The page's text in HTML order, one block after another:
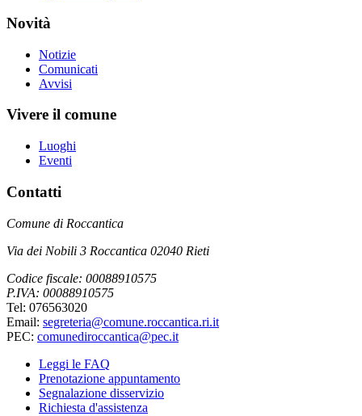
Novità
Notizie
Comunicati
Avvisi
Vivere il comune
Luoghi
Eventi
Contatti
Comune di Roccantica
Via dei Nobili 3 Roccantica 02040 Rieti
Codice fiscale: 00088910575
P.IVA: 00088910575
Tel: 076563020
Email: segreteria@comune.roccantica.ri.it
PEC: comunediroccantica@pec.it
Leggi le FAQ
Prenotazione appuntamento
Segnalazione disservizio
Richiesta d'assistenza